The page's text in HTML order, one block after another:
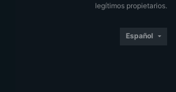
legítimos propietarios.
Español